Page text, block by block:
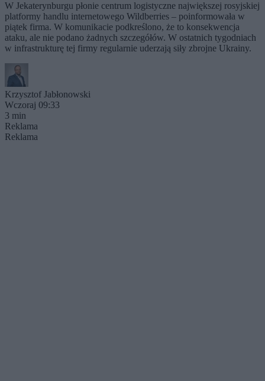
W Jekaterynburgu płonie centrum logistyczne największej rosyjskiej
platformy handlu internetowego Wildberries – poinformowała w
piątek firma. W komunikacie podkreślono, że to konsekwencja
ataku, ale nie podano żadnych szczegółów. W ostatnich tygodniach
w infrastrukturę tej firmy regularnie uderzają siły zbrojne Ukrainy.
Krzysztof Jabłonowski
Wczoraj 09:33
3 min
Reklama
Reklama